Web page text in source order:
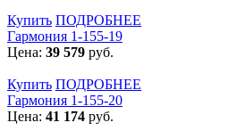
Купить ПОДРОБНЕЕ
Гармония 1-155-19
Цена: 39 579 руб.
Купить ПОДРОБНЕЕ
Гармония 1-155-20
Цена: 41 174 руб.